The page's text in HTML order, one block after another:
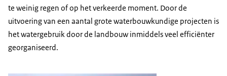
te weinig regen of op het verkeerde moment. Door de
uitvoering van een aantal grote waterbouwkundige projecten is
het watergebruik door de landbouw inmiddels veel efficiënter
georganiseerd.